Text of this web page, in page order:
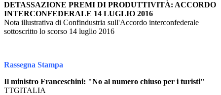
DETASSAZIONE PREMI DI PRODUTTIVITÀ: ACCORDO
INTERCONFEDERALE 14 LUGLIO 2016
Nota illustrativa di Confindustria sull'Accordo interconfederale
sottoscritto lo scorso 14 luglio 2016
Rassegna Stampa
Il ministro Franceschini: "No al numero chiuso per i turisti"
TTGITALIA